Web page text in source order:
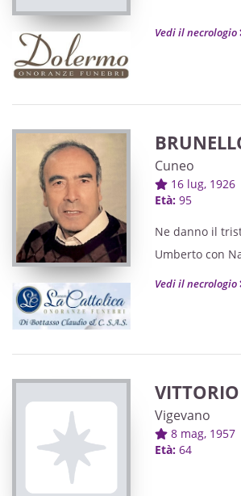
Vedi il necrologio
Cuneo
16 lug, 1926
Età: 95
Ne danno il
Umberto con
Monica, i nipoti
Vedi il necrologio
Vigevano
8 mag, 1957
Età: 64